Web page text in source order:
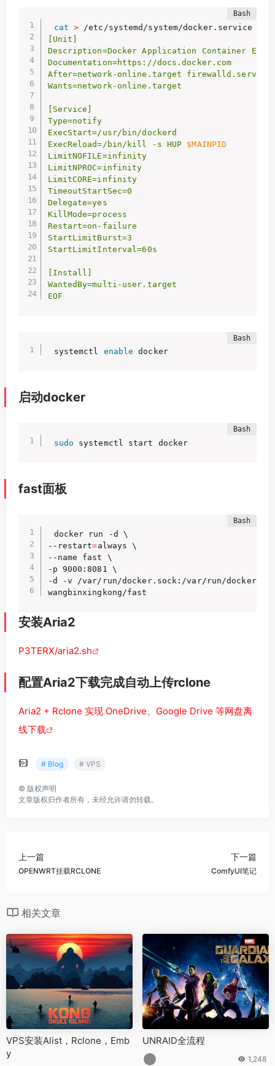
cat > /etc/systemd/system/docker.service
[Unit]
Description=Docker Application Container
Documentation=https://docs.docker.com
After=network-online.target firewalld.service
Wants=network-online.target
[Service]
Type=notify
ExecStart=/usr/bin/dockerd
ExecReload=/bin/kill -s HUP $MAINPID
LimitNOFILE=infinity
LimitNPROC=infinity
LimitCORE=infinity
TimeoutStartSec=0
Delegate=yes
KillMode=process
Restart=on-failure
StartLimitBurst=3
StartLimitInterval=60s
[Install]
WantedBy=multi-user.target
EOF
systemctl enable docker
启动docker
sudo systemctl start docker
fast面板
docker run -d \
--restart=always \
--name fast \
-p 9000:8081 \
-d -v /var/run/docker.sock:/var/run/
wangbinxingkong/fast
安装Aria2
P3TERX/aria2.sh
配置Aria2下载完成自动上传rclone
Aria2 + Rclone 实现 OneDrive、Google Drive 等网盘离
线下载
# Blog # VPS
© 版权声明
文章版权归作者所有，未经允许请勿转载。
上一篇
OPENWRT挂载RCLONE
下一篇
ComfyUI笔记
相关文章
VPS安装Alist，Rclone，Emb
y
UNRAID全流程
1,248